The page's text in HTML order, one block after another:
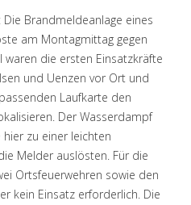
Die Brandmeldeanlage eines
am Montagmittag gegen
waren die ersten Einsatzkräfte
und Uenzen vor Ort und
Laufkarte den
Der Wasserdampf
zu einer leichten
Melder auslösten. Für die
Ortsfeuerwehren sowie den
kein Einsatz erforderlich. Die